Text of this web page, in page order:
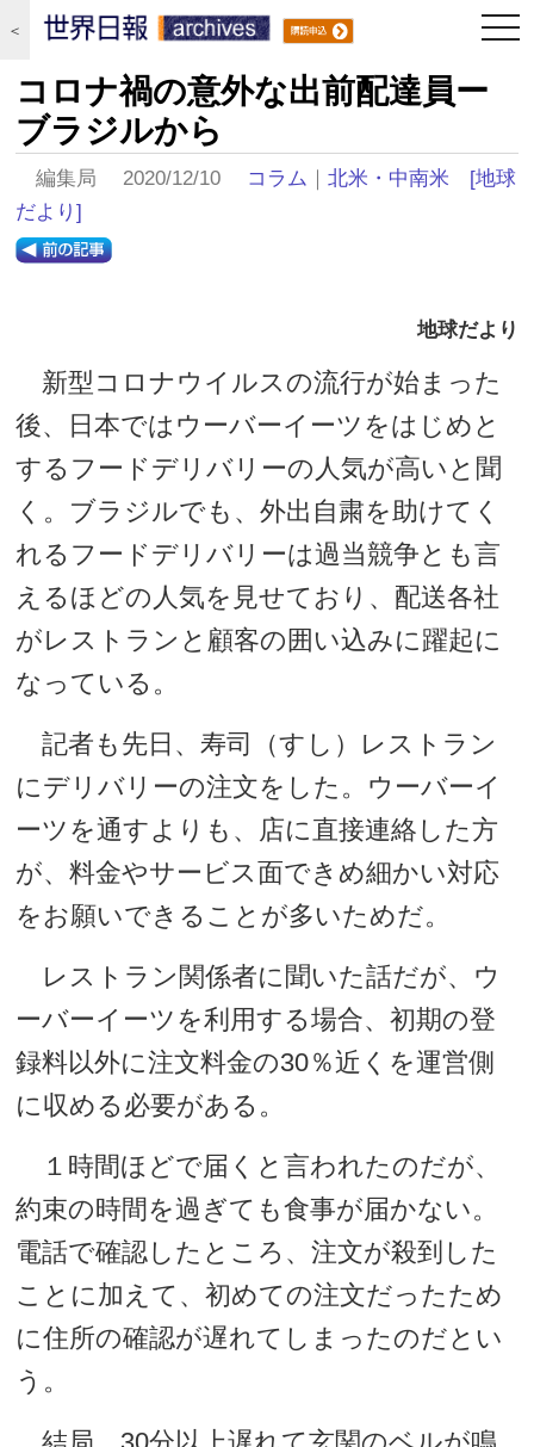
＜
コロナ禍の意外な出前配達員ー
ブラジルから
編集局 2020/12/10 コラム ｜北米・中南米
[地球
だより]
地球だより
新型コロナウイルスの流行が始まった
後、日本ではウーバーイーツをはじめと
するフードデリバリーの人気が高いと聞
く。ブラジルでも、外出自粛を助けてく
れるフードデリバリーは過当競争とも言
えるほどの人気を見せており、配送各社
がレストランと顧客の囲い込みに躍起に
なっている。
記者も先日、寿司（すし）レストラン
にデリバリーの注文をした。ウーバーイ
ーツを通すよりも、店に直接連絡した方
が、料金やサービス面できめ細かい対応
をお願いできることが多いためだ。
レストラン関係者に聞いた話だが、ウ
ーバーイーツを利用する場合、初期の登
録料以外に注文料金の30％近くを運営側
に収める必要がある。
１時間ほどで届くと言われたのだが、
約束の時間を過ぎても食事が届かない。
電話で確認したところ、注文が殺到した
ことに加えて、初めての注文だったため
に住所の確認が遅れてしまったのだとい
う。